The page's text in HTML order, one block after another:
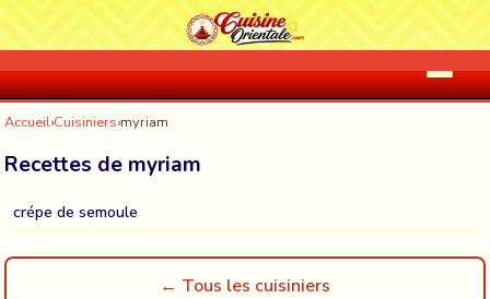
Accueil›Cuisiniers›myriam
Recettes de myriam
crépe de semoule
← Tous les cuisiniers